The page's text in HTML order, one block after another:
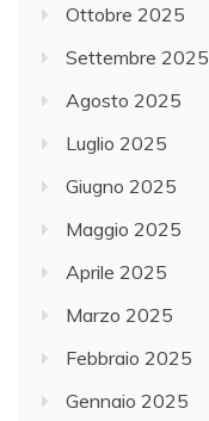
Ottobre 2025
Settembre 2025
Agosto 2025
Luglio 2025
Giugno 2025
Maggio 2025
Aprile 2025
Marzo 2025
Febbraio 2025
Gennaio 2025